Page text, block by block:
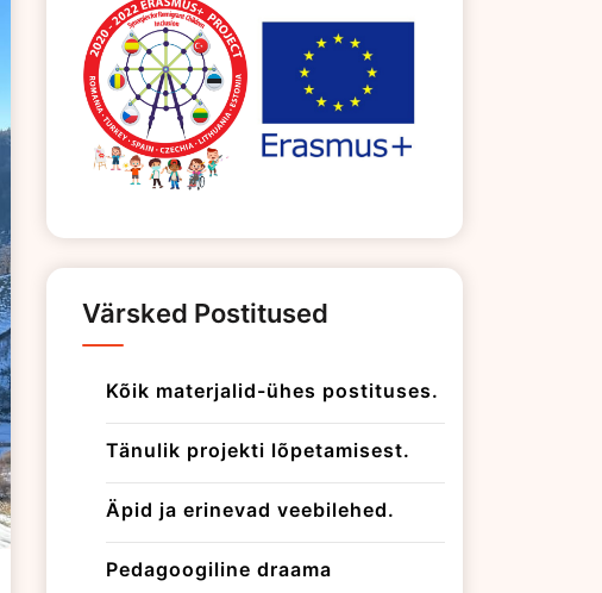
Värsked Postitused
Kõik materjalid-ühes postituses.
Tänulik projekti lõpetamisest.
Äpid ja erinevad veebilehed.
Pedagoogiline draama